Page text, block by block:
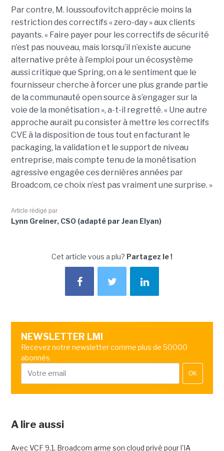
Par contre, M. Ioussoufovitch apprécie moins la
restriction des correctifs « zero-day » aux clients
payants. « Faire payer pour les correctifs de sécurité
n’est pas nouveau, mais lorsqu’il n’existe aucune
alternative prête à l’emploi pour un écosystème
aussi critique que Spring, on a le sentiment que le
fournisseur cherche à forcer une plus grande partie
de la communauté open source à s’engager sur la
voie de la monétisation », a-t-il regretté. « Une autre
approche aurait pu consister à mettre les correctifs
CVE à la disposition de tous tout en facturant le
packaging, la validation et le support de niveau
entreprise, mais compte tenu de la monétisation
agressive engagée ces dernières années par
Broadcom, ce choix n’est pas vraiment une surprise. »
Article rédigé par
Lynn Greiner, CSO (adapté par Jean Elyan)
Cet article vous a plu? Partagez le !
NEWSLETTER LMI
Recevez notre newsletter comme plus de 50000
abonnés
OK
A lire aussi
Avec VCF 9.1, Broadcom arme son cloud privé pour l'IA